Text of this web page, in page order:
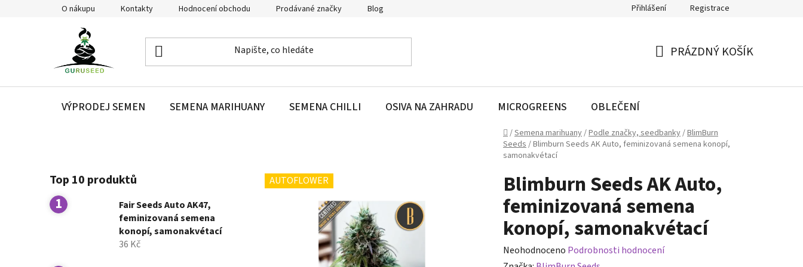
O nákupu Kontakty Hodnocení obchodu Prodávané značky Blog Přihlášení Registrace
PRÁZDNÝ KOŠÍK
VÝPRODEJ SEMEN SEMENA MARIHUANY SEMENA CHILLI OSIVA NA ZAHRADU MICROGREENS OBLEČENÍ
Domů
/Semena marihuany/Podle značky, seedbanky/BlimBurn
Seeds/Blimburn Seeds AK Auto, feminizovaná semena konopí,
samonakvétací
o
s
t
n
Top 10 produktů
Fair Seeds Auto AK47,
feminizovaná semena
konopí, samonakvétací
36 Kč
Blimburn Seeds AK Auto,
feminizovaná semena
konopí, samonakvétací
Průměrné
Neohodnoceno Podrobnosti hodnocení
AUTOFLOWER